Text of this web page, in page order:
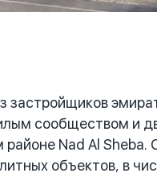
сообществом и
Nad Al
объектов, в